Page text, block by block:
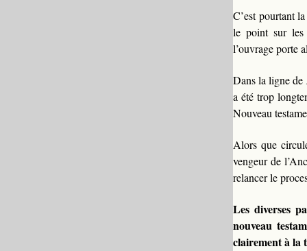
C’est pourtant
le point sur les
l’ouvrage porte
Dans la ligne de
a été trop
Nouveau
Alors que
vengeur de
relancer le
Les diverses
nouveau
clairement à la